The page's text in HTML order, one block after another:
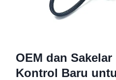
OEM dan
Kontrol Baru